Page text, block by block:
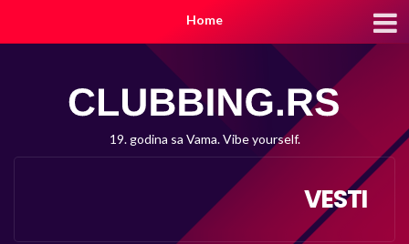
Home
19. godina sa Vama. Vibe yourself.
VESTI